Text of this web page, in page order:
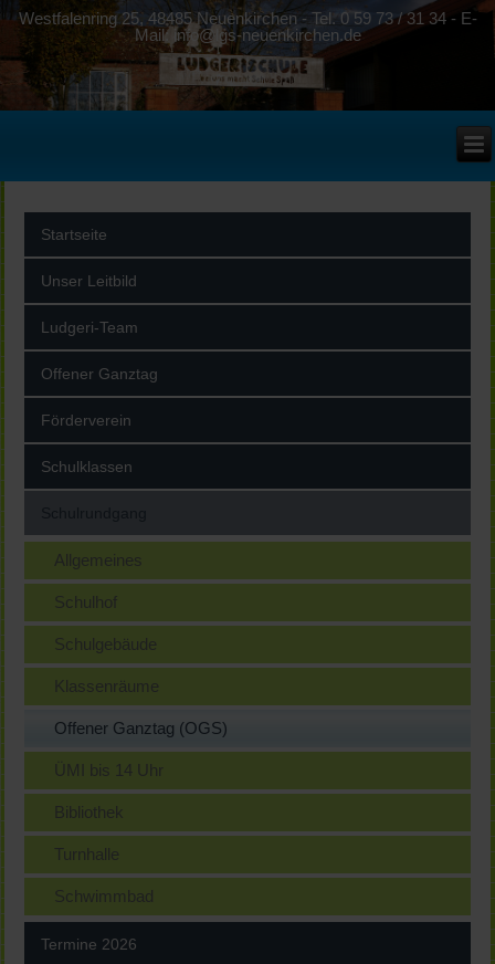
Westfalenring 25, 48485 Neuenkirchen - Tel. 0 59 73 / 31 34 - E-
Mail: info@lgs-neuenkirchen.de
Startseite
Unser Leitbild
Ludgeri-Team
Offener Ganztag
Förderverein
Schulklassen
Allgemeines
Schulhof
Schulgebäude
Klassenräume
Offener Ganztag (OGS)
ÜMI bis 14 Uhr
Bibliothek
Turnhalle
Schwimmbad
Termine 2026